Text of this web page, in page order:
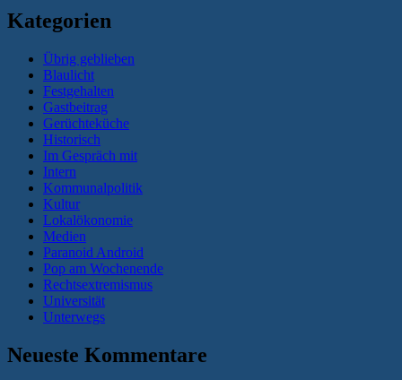
Kategorien
Übrig geblieben
Blaulicht
Festgehalten
Gastbeitrag
Gerüchteküche
Historisch
Im Gespräch mit
Intern
Kommunalpolitik
Kultur
Lokalökonomie
Medien
Paranoid Android
Pop am Wochenende
Rechtsextremismus
Universität
Unterwegs
Neueste Kommentare